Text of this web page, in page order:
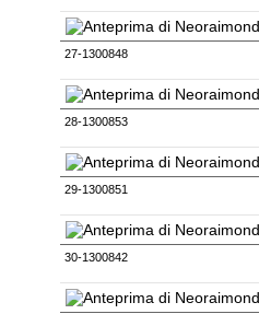
27-1300848
28-1300853
29-1300851
30-1300842